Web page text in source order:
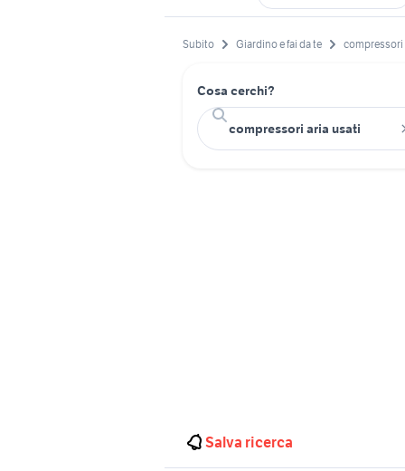
Subito Giardino e fai da te compressori
Cosa cerchi?
Salva ricerca